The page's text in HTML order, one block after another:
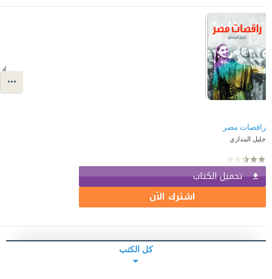
راقصات مصر
جليل البنداري
تحميل الكتاب
اشترك الآن
كل الكتب